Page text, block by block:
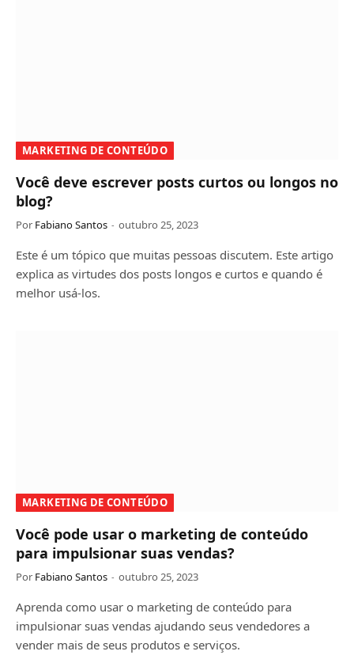
MARKETING DE CONTEÚDO
Você deve escrever posts curtos ou longos no
blog?
Por Fabiano Santos outubro 25, 2023
Este é um tópico que muitas pessoas discutem. Este artigo
explica as virtudes dos posts longos e curtos e quando é
melhor usá-los.
MARKETING DE CONTEÚDO
Você pode usar o marketing de conteúdo
para impulsionar suas vendas?
Por Fabiano Santos outubro 25, 2023
Aprenda como usar o marketing de conteúdo para
impulsionar suas vendas ajudando seus vendedores a
vender mais de seus produtos e serviços.